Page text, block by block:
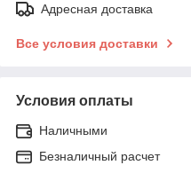
Адресная доставка
Все условия доставки
Условия оплаты
Наличными
Безналичный расчет